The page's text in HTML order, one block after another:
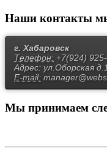
Наши контакты
г. Хабаровск
Телефон: +7(924)
Адрес: ул.Оборская
E-mail:
Мы принимаем